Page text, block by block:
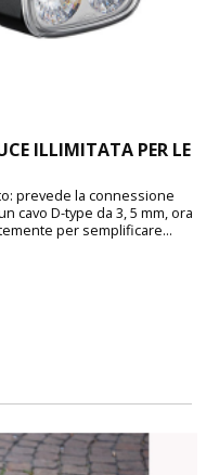
ILLIMITATA PER LE
prevede la connessione
cavo D-type da 3, 5 mm, ora
per semplificare...